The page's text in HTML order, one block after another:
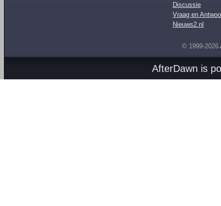
Discussie
Vraag en
Nieuws2.nl
© 1999-2026
AfterDawn is